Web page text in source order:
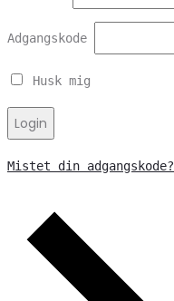
Adgangskode
Husk mig
Login
Mistet din adgangskode?